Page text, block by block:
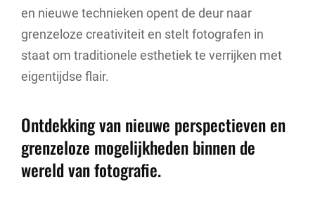
en nieuwe technieken opent de deur naar
grenzeloze creativiteit en stelt fotografen in
staat om traditionele esthetiek te verrijken met
eigentijdse flair.
Ontdekking van nieuwe perspectieven en
grenzeloze mogelijkheden binnen de
wereld van fotografie.